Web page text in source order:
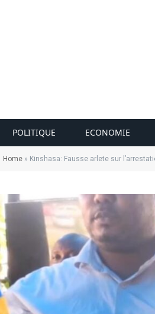
POLITIQUE ECONOMIE
Home » Kinshasa: Fausse arlete sur